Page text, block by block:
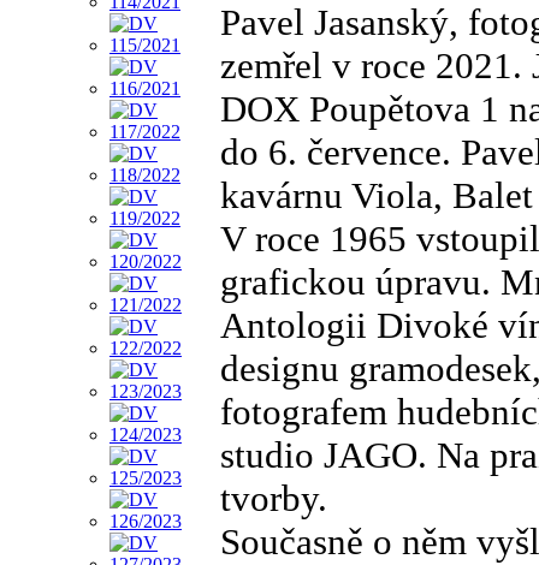
Pavel Jasanský,
zemřel v roce
DOX Poupětova 1
do 6. července.
kavárnu Viola,
V roce 1965
grafickou úpravu.
Antologii Divoké
designu
fotografem
studio JAGO. Na
tvorby.
Současně o něm